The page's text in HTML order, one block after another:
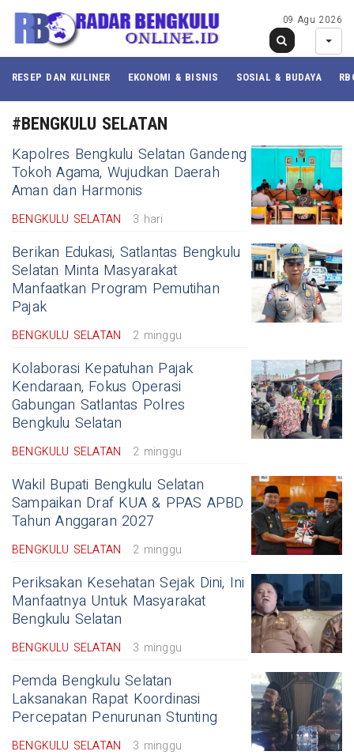
09 Agu 2026
RESEP DAN KULINER EKONOMI & BISNIS SOSIAL & BUDAYA
#BENGKULU SELATAN
Kapolres Bengkulu Selatan Gandeng
Tokoh Agama, Wujudkan Daerah
Aman dan Harmonis
BENGKULU SELATAN 3 hari
Berikan Edukasi, Satlantas Bengkulu
Selatan Minta Masyarakat
Manfaatkan Program Pemutihan
Pajak
BENGKULU SELATAN 2 minggu
Kolaborasi Kepatuhan Pajak
Kendaraan, Fokus Operasi
Gabungan Satlantas Polres
Bengkulu Selatan
BENGKULU SELATAN 2 minggu
Wakil Bupati Bengkulu Selatan
Sampaikan Draf KUA & PPAS APBD
Tahun Anggaran 2027
BENGKULU SELATAN 2 minggu
Periksakan Kesehatan Sejak Dini, Ini
Manfaatnya Untuk Masyarakat
Bengkulu Selatan
BENGKULU SELATAN 3 minggu
Pemda Bengkulu Selatan
Laksanakan Rapat Koordinasi
Percepatan Penurunan Stunting
BENGKULU SELATAN 3 minggu